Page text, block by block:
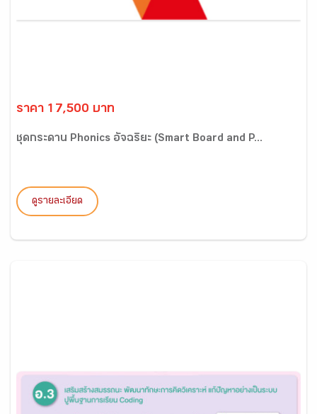
ราคา 17,500 บาท
ชุดกระดาน Phonics อัจฉริยะ (Smart Board and P...
ดูรายละเอียด